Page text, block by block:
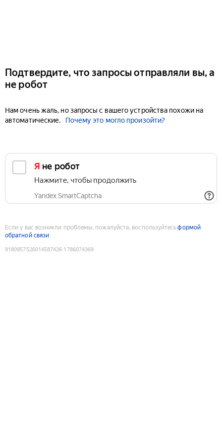
Подтвердите, что запросы отправляли вы, а
не робот
Нам очень жаль, но запросы с вашего устройства похожи на
автоматические.
Почему это могло произойти?
Я не робот
Нажмите, чтобы продолжить
Yandex SmartCaptcha
Если у вас возникли проблемы, пожалуйста, воспользуйтесьформой
обратной связи
9180957526014587426:1786074369